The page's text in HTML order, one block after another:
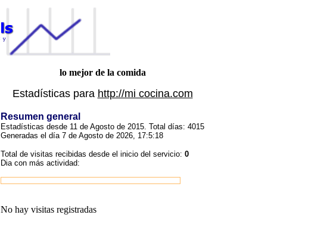
lo mejor de la comida
Estadísticas para http://mi cocina.com
Resumen general
Estadísticas desde 11 de Agosto de 2015. Total días: 4015
Generadas el día 7 de Agosto de 2026, 17:5:18
Total de visitas recibidas desde el inicio del servicio: 0
Dia con más actividad:
No hay visitas registradas